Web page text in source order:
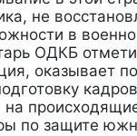
не
в
ОДКБ
оказывает
по защите